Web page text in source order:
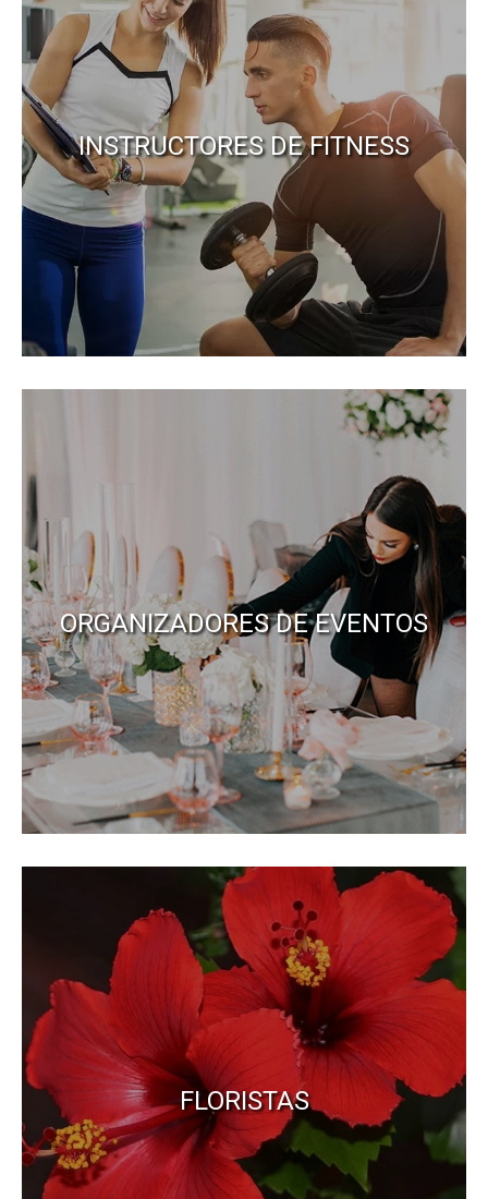
INSTRUCTORES DE FITNESS
ORGANIZADORES DE EVENTOS
FLORISTAS